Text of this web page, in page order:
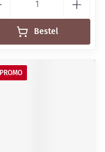
Bestel
PROMO